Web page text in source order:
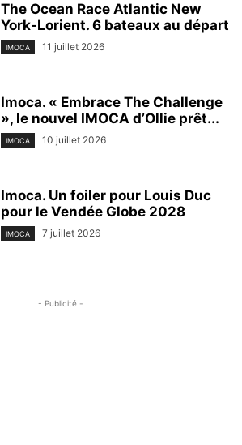
The Ocean Race Atlantic New
York-Lorient. 6 bateaux au départ
IMOCA 11 juillet 2026
Imoca. « Embrace The Challenge
», le nouvel IMOCA d’Ollie prêt...
IMOCA 10 juillet 2026
Imoca. Un foiler pour Louis Duc
pour le Vendée Globe 2028
IMOCA 7 juillet 2026
- Publicité -